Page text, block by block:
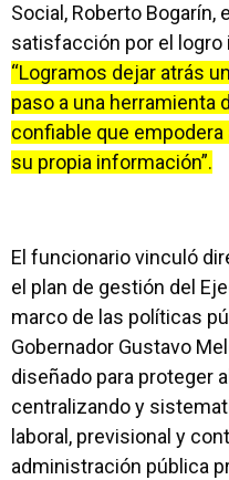
Social, Roberto Bogarín,
satisfacción por el
“Logramos dejar atrás
paso a una herramienta
confiable que
su propia información”.
El funcionario vinculó
el plan de gestión del
marco de las políticas
Gobernador Gustavo
diseñado para proteger
centralizando y
laboral, previsional y
administración pública